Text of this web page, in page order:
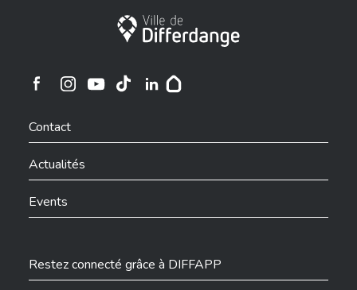
Ville de Differdange
Ville de Differdange sur Instagram
Contact
Actualités
Events
Restez connecté grâce à DIFFAPP